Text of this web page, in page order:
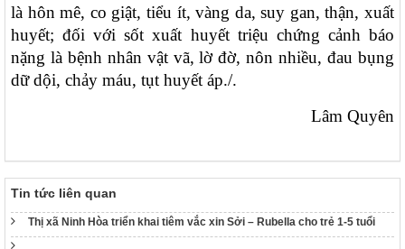
là hôn mê, co giật, tiểu ít, vàng da, suy gan, thận, xuất
huyết; đối với sốt xuất huyết triệu chứng cảnh báo
nặng là bệnh nhân vật vã, lờ đờ, nôn nhiều, đau bụng
dữ dội, chảy máu, tụt huyết áp./.
Lâm Quyên
Tin tức liên quan
Thị xã Ninh Hòa triển khai tiêm vắc xin Sởi – Rubella cho trẻ 1-5 tuổi
CÔNG BÁO/Số 1097 + 1098
LUẬT XỬ LÝ VI PHẠM HÀNH CHÍNH
190/2025/NĐ-CP
Nghị định Sửa đổi, bổ sung một số điều của Nghị định số
quy định chi tiết một số điều và biện pháp thi hành Luật Xử lý
Nghị định số 120/2021/NĐ-CP ngày 24 tháng 12 năm 2021
của Chính phủ quy định chế độ áp dụng biện pháp xử lý hành
chính giáo dục tại xã, phường, thị trấn
189/2025/NĐ-CP